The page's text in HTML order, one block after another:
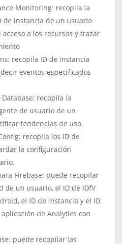
Monitoring: recopila la
de instancia de un usuario
a los recursos y trazar
recopila ID de instancia
eventos especificados
recopila la
de usuario de un
tendencias de uso.
recopila los ID de
la configuración
Firebase: puede recopilar
de un usuario, el ID de IDfV
el ID de instancia y el ID
de Analytics con
puede recopilar las